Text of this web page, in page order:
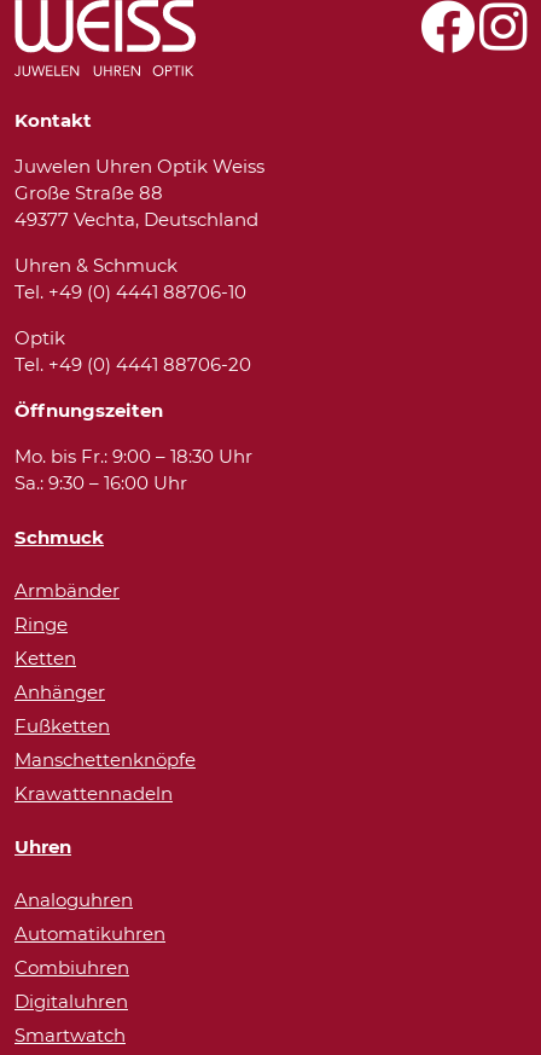
Kontakt
Juwelen Uhren Optik Weiss
Große Straße 88
49377 Vechta, Deutschland
Uhren & Schmuck
Tel. +49 (0) 4441 88706-10
Optik
Tel. +49 (0) 4441 88706-20
Öffnungszeiten
Mo. bis Fr.: 9:00 – 18:30 Uhr
Sa.: 9:30 – 16:00 Uhr
Schmuck
Armbänder
Ringe
Ketten
Anhänger
Fußketten
Manschettenknöpfe
Krawattennadeln
Uhren
Analoguhren
Automatikuhren
Combiuhren
Digitaluhren
Smartwatch